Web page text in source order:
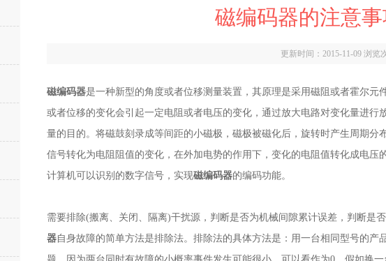
磁编码器的注意事
更新时间：2015-11-09 浏览
磁编码器是一种新型的角度或者位移测量装置，其原理是采用磁阻或者霍尔
或者位移的变化会引起一定电阻或者电压的变化，通过放大电路对变化量进
量的目的。将磁鼓刻录成等间距的小磁极，磁极被磁化后，旋转时产生周期
信号转化为电阻阻值的变化，在外加电势的作用下，变化的电阻值转化成电
计算机可以识别的数字信号，实现磁编码器的编码功能。
需要排除(搬离、关闭、隔离)干扰源，判断是否为机械间隙累计误差，判断是
器自身故障的简单方法是排除法。排除法的具体方法是：用一台相同型号的产